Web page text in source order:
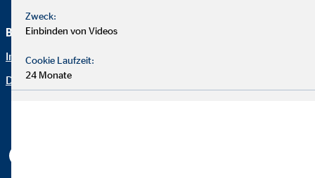
Beraterseite
Impressum
Datenschutz
Zweck:
Einbinden von Videos
Cookie Laufzeit:
24 Monate